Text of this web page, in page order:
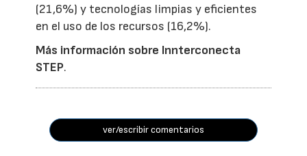
(21,6%) y tecnologías limpias y eficientes
en el uso de los recursos (16,2%).
Más información sobre Innterconecta
STEP.
ver/escribir comentarios